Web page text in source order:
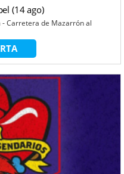
(14 ago)
Carretera de Mazarrón al